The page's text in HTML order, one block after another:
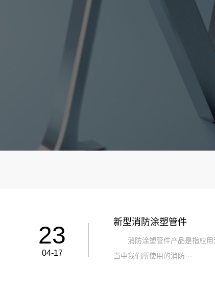
23
04-17
新型消防涂塑管件
消防涂塑管件产品是指应用
当中我们所使用的消防···